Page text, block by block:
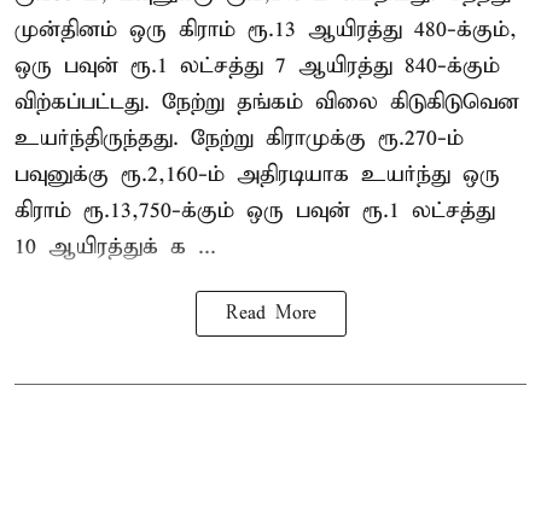
முன்தினம் ஒரு கிராம் ரூ.13 ஆயிரத்து 480-க்கும்,
ஒரு பவுன் ரூ.1 லட்சத்து 7 ஆயிரத்து 840-க்கும்
விற்கப்பட்டது. நேற்று தங்கம் விலை கிடுகிடுவென
உயர்ந்திருந்தது. நேற்று கிராமுக்கு ரூ.270-ம்
பவுனுக்கு ரூ.2,160-ம் அதிரடியாக உயர்ந்து ஒரு
கிராம் ரூ.13,750-க்கும் ஒரு பவுன் ரூ.1 லட்சத்து
10 ஆயிரத்துக் க ...
Read More